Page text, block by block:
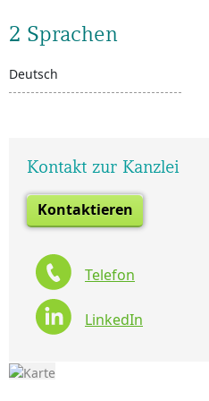
2 Sprachen
Deutsch
Kontakt zur Kanzlei
Kontaktieren
Telefon
LinkedIn